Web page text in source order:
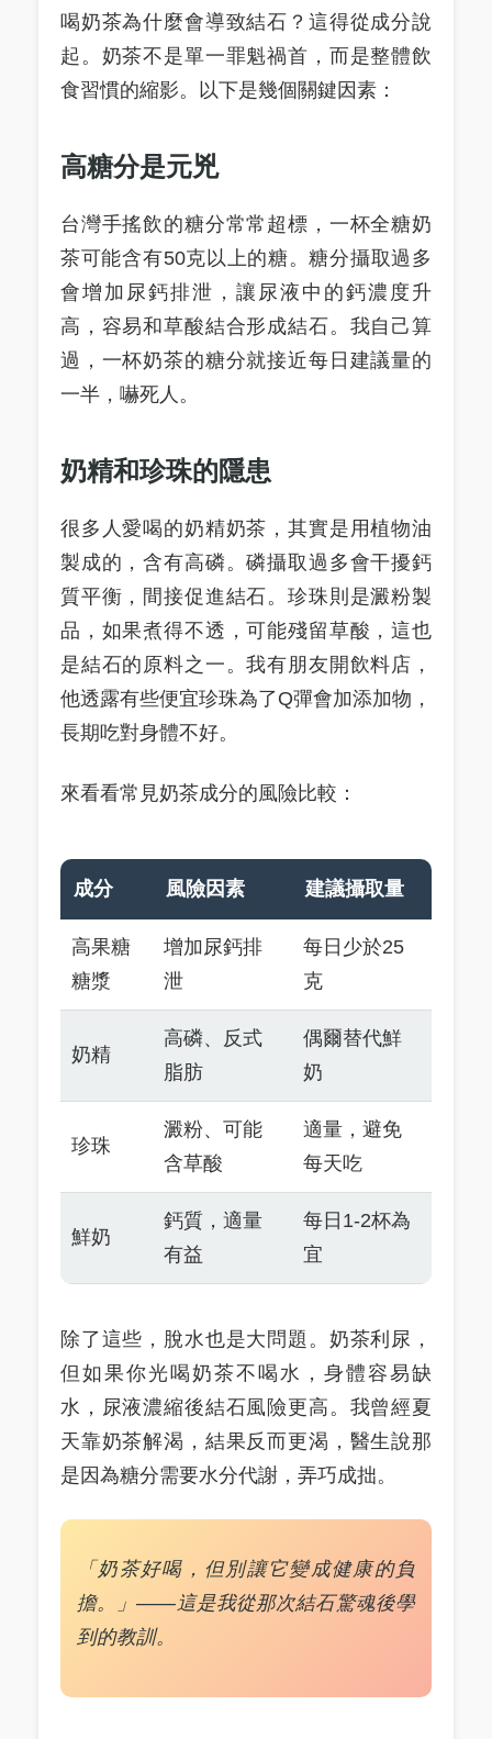
喝奶茶為什麼會導致結石？這得從成分說
起。奶茶不是單一罪魁禍首，而是整體飲
食習慣的縮影。以下是幾個關鍵因素：
高糖分是元兇
台灣手搖飲的糖分常常超標，一杯全糖奶
茶可能含有50克以上的糖。糖分攝取過多
會增加尿鈣排泄，讓尿液中的鈣濃度升
高，容易和草酸結合形成結石。我自己算
過，一杯奶茶的糖分就接近每日建議量的
一半，嚇死人。
奶精和珍珠的隱患
很多人愛喝的奶精奶茶，其實是用植物油
製成的，含有高磷。磷攝取過多會干擾鈣
質平衡，間接促進結石。珍珠則是澱粉製
品，如果煮得不透，可能殘留草酸，這也
是結石的原料之一。我有朋友開飲料店，
他透露有些便宜珍珠為了Q彈會加添加物，
長期吃對身體不好。
來看看常見奶茶成分的風險比較：
成分 風險因素 建議攝取量
高果糖
糖漿
增加尿鈣排
泄
每日少於25
克
奶精
高磷、反式
脂肪
偶爾替代鮮
奶
珍珠
澱粉、可能
含草酸
適量，避免
每天吃
鮮奶
鈣質，適量
有益
每日1-2杯為
宜
除了這些，脫水也是大問題。奶茶利尿，
但如果你光喝奶茶不喝水，身體容易缺
水，尿液濃縮後結石風險更高。我曾經夏
天靠奶茶解渴，結果反而更渴，醫生說那
是因為糖分需要水分代謝，弄巧成拙。
「奶茶好喝，但別讓它變成健康的負
擔。」——這是我從那次結石驚魂後學
到的教訓。